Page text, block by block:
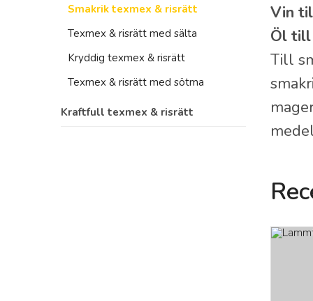
smakrik texmex & risrätt
texmex & risrätt med sälta
kryddig texmex & risrätt
texmex & risrätt med sötma
kraftfull texmex & risrätt
Vin
Öl till
Till